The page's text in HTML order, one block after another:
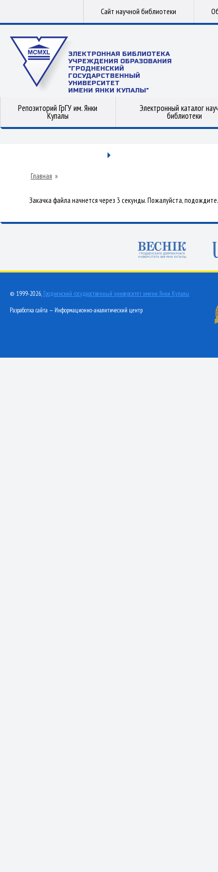
Сайт научной библиотеки
ЭЛЕКТРОННАЯ БИБЛИОТЕКА
УЧРЕЖДЕНИЯ ОБРАЗОВАНИЯ
"ГРОДНЕНСКИЙ
ГОСУДАРСТВЕННЫЙ
УНИВЕРСИТЕТ
ИМЕНИ ЯНКИ КУПАЛЫ"
Репозиторий ГрГУ им. Янки
Купалы
Электронный каталог
библиотеки
Главная »
Закачка файла начнется через 3 секунды. Пожалуйста, подождите.
© 1999-2026, Гродненский государственный университет имени Янки Купалы
Разработка сайта — Информационно-аналитический центр